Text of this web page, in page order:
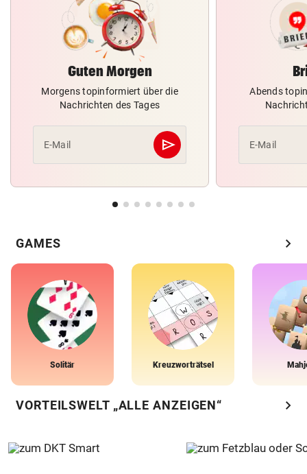
Guten Morgen
Morgens topinformiert über die
Nachrichten des Tages
E-Mail send
Abschicken
Abends
E-Mail
GAMES chevron_right
Solitär Kreuzworträtsel
VORTEILSWELT „ALLE ANZEIGEN“ chevron_right